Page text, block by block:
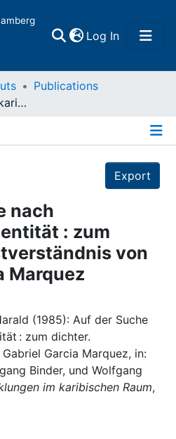
Log In(current)
Publications
Auf der Suche nach karibischer Identität : zum dichter. Selbstverständnis von Gabriel Garcia Marquez
Export
nach
: zum
von
Marquez
(1985): Auf der Suche
: zum dichter.
Garcia Marquez, in:
Binder, und Wolfgang
im karibischen Raum,